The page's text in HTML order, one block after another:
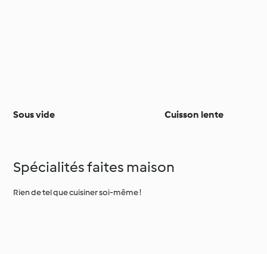
Sous vide Cuisson lente
Spécialités faites maison
Rien de tel que cuisiner soi-même !